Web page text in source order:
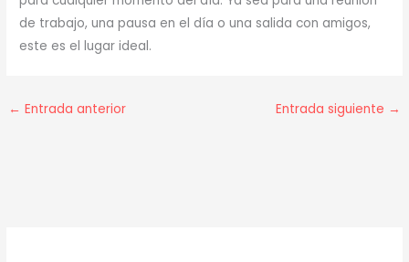
de trabajo, una pausa en el día o una salida con amigos,
este es el lugar ideal.
← Entrada anterior Entrada siguiente →